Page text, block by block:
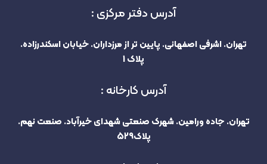
آدرس دفتر مرکزی :
تهران. اشرفی اصفهانی. پایین تر از مرزداران. خیابان اسکندرزاده.
پلاک 1
آدرس کارخانه :
تهران. جاده ورامین. شهرک صنعتی شهدای خیرآباد. صنعت نهم.
پلاک529